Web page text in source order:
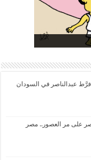
عبدالناصر في السودان
على مر العصور.. مصر